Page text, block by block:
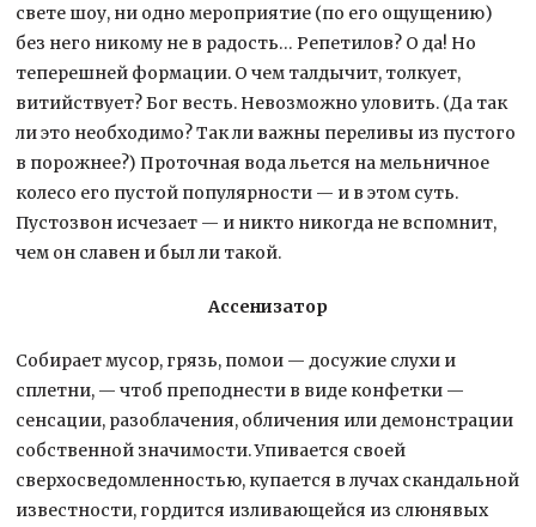
свете шоу, ни одно мероприятие (по его ощущению)
без него никому не в радость… Репетилов? О да! Но
теперешней формации. О чем талдычит, толкует,
витийствует? Бог весть. Невозможно уловить. (Да так
ли это необходимо? Так ли важны переливы из пустого
в порожнее?) Проточная вода льется на мельничное
колесо его пустой популярности — и в этом суть.
Пустозвон исчезает — и никто никогда не вспомнит,
чем он славен и был ли такой.
Ассенизатор
Собирает мусор, грязь, помои — досужие слухи и
сплетни, — чтоб преподнести в виде конфетки —
сенсации, разоблачения, обличения или демонстрации
собственной значимости. Упивается своей
сверхосведомленностью, купается в лучах скандальной
известности, гордится изливающейся из слюнявых